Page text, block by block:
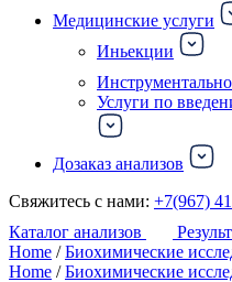
Медицинские услуги
Иньекции
Услуги по
Дозаказ анализов
Свяжитесь с нами: +7(967)
Каталог анализов
Home /Биохимические
Home /Биохимические